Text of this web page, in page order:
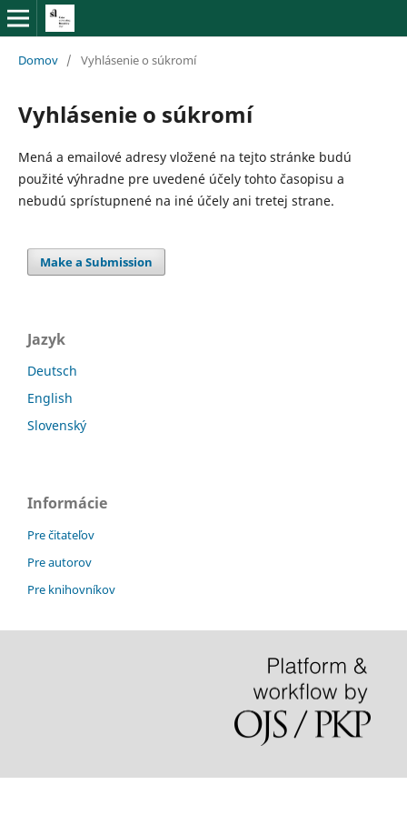
Domov / Vyhlásenie o súkromí
Vyhlásenie o súkromí
Mená a emailové adresy vložené na tejto stránke budú
použité výhradne pre uvedené účely tohto časopisu a
nebudú sprístupnené na iné účely ani tretej strane.
Make a Submission
Jazyk
Deutsch
English
Slovenský
Informácie
Pre čitateľov
Pre autorov
Pre knihovníkov